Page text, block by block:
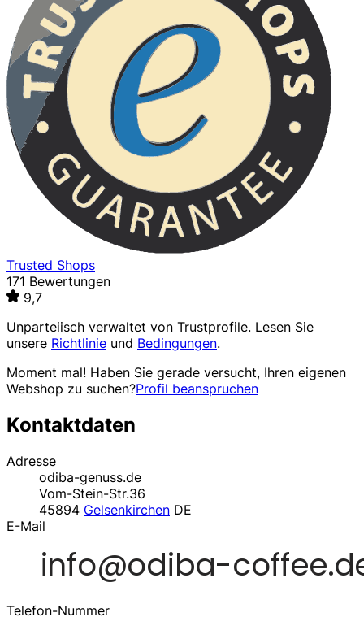
Trusted Shops
171 Bewertungen
9,7
Unparteiisch verwaltet von Trustprofile. Lesen Sie
unsere Richtlinie und Bedingungen.
Moment mal! Haben Sie gerade versucht, Ihren eigenen
Webshop zu suchen?Profil beanspruchen
Kontaktdaten
Adresse
odiba-genuss.de
Vom-Stein-Str.36
45894 Gelsenkirchen DE
E-Mail
Telefon-Nummer